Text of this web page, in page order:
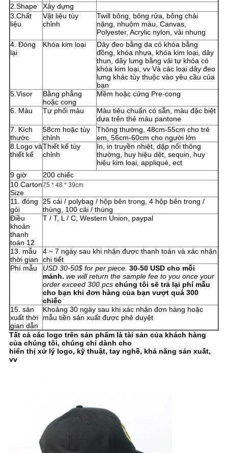
PRIVACY
POLICY
2.Shape
Xây dựng
3.Chất
liệu
Vật liệu tùy
chỉnh
Twill bông, bông rửa, bông chải
nặng, nhuộm màu, Canvas,
Polyester, Acrylic nylon, vải nhung
4. Đóng
lại
Khóa kim loại
Dây đeo bằng da có khóa bằng
đồng, khóa nhựa, khóa kim loại, dây
thun, dây lưng bằng vải tự khóa có
khóa kim loại, vv Và các loại dây đeo
lưng khác tùy thuộc vào yêu cầu của
bạn
5.Visor
Bằng phẳng
hoặc cong
Mềm hoặc cứng Pre-cong
6. Màu Tự phối màu
Màu tiêu chuẩn có sẵn, màu đặc biệt
dựa trên thẻ màu pantone
7. Kích
thước
58cm hoặc tùy
chỉnh
Thông thường, 48cm-55cm cho trẻ
em, 56cm-60cm cho người lớn
8.Logo và
thiết kế
Thiết kế tùy
chỉnh
In, in truyền nhiệt, dập nổi thông
thường, huy hiệu dệt, sequin, huy
hiệu kim loại, appliqué, ect
9 giờ
200 chiếc
10.Carton
Size
75 * 48 * 39cm
11. đóng
gói
25 cái / polybag / hộp bên trong, 4 hộp bên trong /
thùng, 100 cái / thùng
Điều
khoản
thanh
toán 12
T / T, L / C, Western Union, paypal
13. mẫu
thời gian
4 ~ 7 ngày sau khi nhận được thanh toán và xác nhận
chi tiết
Phí mẫu
USD 30-50$ for per piece. 30-50 USD cho mỗi
mảnh. we will return the sample fee to you once your
order exceed 300 pcs chúng tôi sẽ trả lại phí mẫu
cho bạn khi đơn hàng của bạn vượt quá 300
chiếc
15. sản
xuất thời
gian dẫn
Khoảng 30 ngày sau khi xác nhận đơn hàng hoặc
mẫu tiền sản xuất được phê duyệt
Tất cả các logo trên sản phẩm là tài sản của khách hàng
của chúng tôi, chúng chỉ dành cho
hiển thị xử lý logo, kỹ thuật, tay nghề, khả năng sản xuất,
vv